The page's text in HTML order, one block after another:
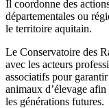
Il coordonne des
départementales ou
le territoire aquitain.
Le Conservatoire des
avec les acteurs
associatifs pour
animaux d’élevage
les générations futures.